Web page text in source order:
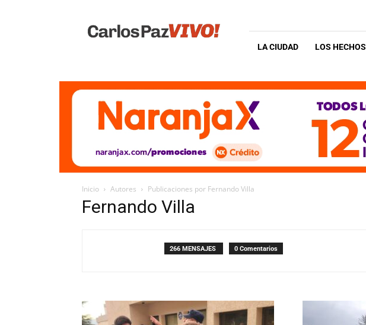
Vivo
LA CIUDAD LOS HECHOS
Inicio Autores Publicaciones por Fernando Villa
Fernando Villa
266 MENSAJES 0 Comentarios